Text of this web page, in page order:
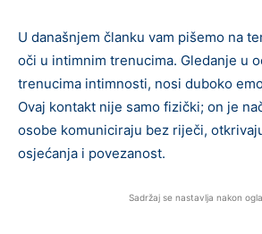
U današnjem članku vam pišemo na
oči u intimnim trenucima. Gledanje u
trenucima intimnosti, nosi duboko
Ovaj kontakt nije samo fizički; on je
osobe komuniciraju bez riječi,
osjećanja i povezanost.
Sadržaj se nastavlja nakon